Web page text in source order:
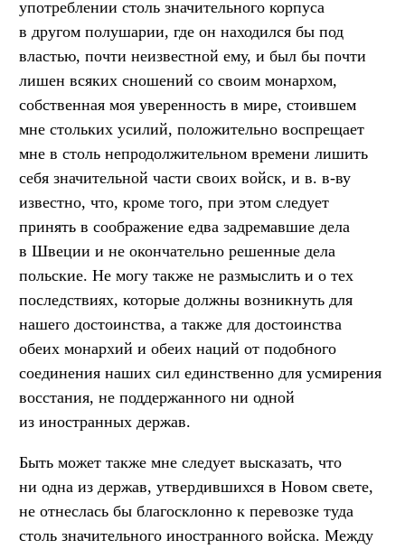
употреблении столь значительного корпуса
в другом полушарии, где он находился бы под
властью, почти неизвестной ему, и был бы почти
лишен всяких сношений со своим монархом,
собственная моя уверенность в мире, стоившем
мне стольких усилий, положительно воспрещает
мне в столь непродолжительном времени лишить
себя значительной части своих войск, и в. в-ву
известно, что, кроме того, при этом следует
принять в соображение едва задремавшие дела
в Швеции и не окончательно решенные дела
польские. Не могу также не размыслить и о тех
последствиях, которые должны возникнуть для
нашего достоинства, а также для достоинства
обеих монархий и обеих наций от подобного
соединения наших сил единственно для усмирения
восстания, не поддержанного ни одной
из иностранных держав.
Быть может также мне следует высказать, что
ни одна из держав, утвердившихся в Новом свете,
не отнеслась бы благосклонно к перевозке туда
столь значительного иностранного войска. Между